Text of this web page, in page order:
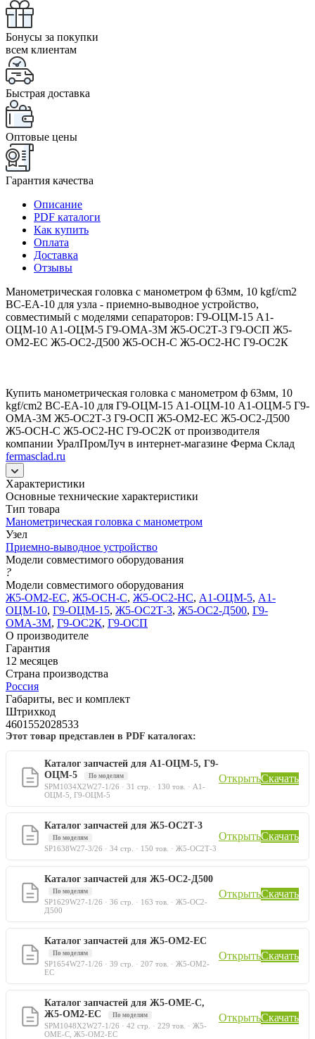
Бонусы за покупки
всем клиентам
Быстрая доставка
Оптовые цены
Гарантия качества
Описание
PDF каталоги
Как купить
Оплата
Доставка
Отзывы
Манометрическая головка c манометром ф 63мм, 10 kgf/cm2
ВС-ЕА-10 для узла - приемно-выводное устройство,
совместимый с моделями сепараторов: Г9-ОЦМ-15 А1-
ОЦМ-10 А1-ОЦМ-5 Г9-ОМА-3М Ж5-ОС2Т-3 Г9-ОСП Ж5-
ОМ2-ЕС Ж5-ОС2-Д500 Ж5-ОСН-С Ж5-ОС2-НС Г9-ОС2К
Купить манометрическая головка c манометром ф 63мм, 10
kgf/cm2 ВС-ЕА-10 для Г9-ОЦМ-15 А1-ОЦМ-10 А1-ОЦМ-5 Г9-
ОМА-3М Ж5-ОС2Т-3 Г9-ОСП Ж5-ОМ2-ЕС Ж5-ОС2-Д500
Ж5-ОСН-С Ж5-ОС2-НС Г9-ОС2К от производителя
компании УралПромЛуч в интернет-магазине Ферма Склад
fermasclad.ru
Характеристики
Основные технические характеристики
Тип товара
Манометрическая головка c манометром
Узел
Приемно-выводное устройство
Модели совместимого оборудования
?
Модели совместимого оборудования
Ж5-ОМ2-ЕС, Ж5-ОСН-С, Ж5-ОС2-НС, А1-ОЦМ-5, А1-
ОЦМ-10, Г9-ОЦМ-15, Ж5-ОС2Т-3, Ж5-ОС2-Д500, Г9-
ОМА-3М, Г9-ОС2К, Г9-ОСП
О производителе
Гарантия
12 месяцев
Страна производства
Россия
Габариты, вес и комплект
Штрихкод
4601552028533
Этот товар представлен в PDF каталогах:
Каталог запчастей для А1-ОЦМ-5, Г9-
ОЦМ-5
По моделям
SPM1034X2W27-1/26 · 31 стр. · 130 тов. · А1-
ОЦМ-5, Г9-ОЦМ-5
ОткрытьСкачать
Каталог запчастей для Ж5-ОС2Т-3
По моделям
SP1638W27-3/26 · 34 стр. · 150 тов. · Ж5-ОС2Т-3
ОткрытьСкачать
Каталог запчастей для Ж5-ОС2-Д500
По моделям
SP1629W27-1/26 · 36 стр. · 163 тов. · Ж5-ОС2-
Д500
ОткрытьСкачать
Каталог запчастей для Ж5-ОМ2-ЕС
По моделям
SP1654W27-1/26 · 39 стр. · 207 тов. · Ж5-ОМ2-
ЕС
ОткрытьСкачать
Каталог запчастей для Ж5-ОМЕ-С,
Ж5-ОМ2-ЕС
По моделям
SPM1048X2W27-1/26 · 42 стр. · 229 тов. · Ж5-
ОМЕ-С, Ж5-ОМ2-ЕС
ОткрытьСкачать